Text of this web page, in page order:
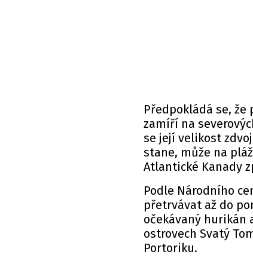
Předpokládá se,
zamíří na
se její velikost
stane, může na
Atlantické Kanady
Podle Národního
přetrvávat až do
očekávaný hurikán
ostrovech Svatý
Portoriku.